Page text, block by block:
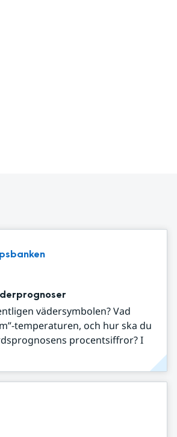
vädersymbolen? Vad
temperaturen, och hur ska du
procentsiffror? I